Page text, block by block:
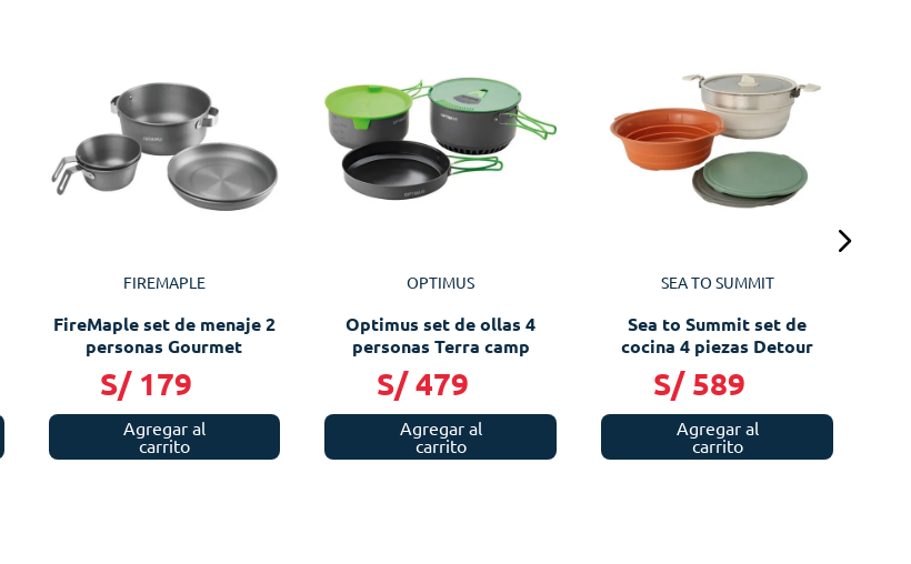
FIREMAPLE
FireMaple set de menaje 2
personas Gourmet
S/ 179
Agregar al
carrito
OPTIMUS
Optimus set de ollas 4
personas Terra camp
S/ 479
Agregar al
carrito
SEA TO SUMMIT
Sea to Summit set de
cocina 4 piezas Detour
S/ 589
Agregar al
carrito